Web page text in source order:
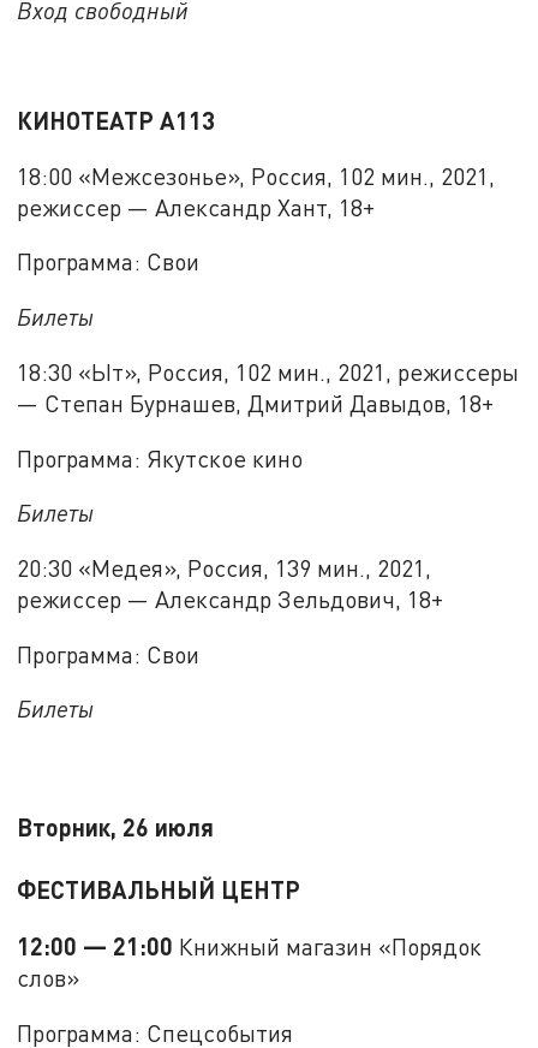
Вход свободный
КИНОТЕАТР А113
18:00 «Межсезонье», Россия, 102 мин., 2021,
режиссер — Александр Хант, 18+
Программа: Свои
Билеты
18:30 «Ыт», Россия, 102 мин., 2021, режиссеры
— Степан Бурнашев, Дмитрий Давыдов, 18+
Программа: Якутское кино
Билеты
20:30 «Медея», Россия, 139 мин., 2021,
режиссер — Александр Зельдович, 18+
Программа: Свои
Билеты
Вторник, 26 июля
ФЕСТИВАЛЬНЫЙ ЦЕНТР
12:00 — 21:00 Книжный магазин «Порядок
слов»
Программа: Спецсобытия